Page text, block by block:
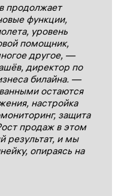
продолжает
функции,
уровень
помощник,
другое, —
директор по
билайна. —
остаются
настройка
защита
продаж в этом
результат, и мы
опираясь на